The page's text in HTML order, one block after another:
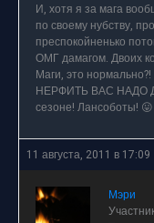
И, хотя я за мага
по своему нубству,
преспокойненько
ОМГ дамагом. Двоих
Маги, это нормально?!
НЕРФИТЬ ВАС НАДО
сезоне! Лансоботы! 😛
11 августа, 2011 в 17:09
Мэри